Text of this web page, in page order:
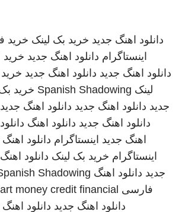
دانلود اهنگ جدید خرید بک لینک خرید
اینستاگرام دانلود اهنگ جدید خرید
دانلود اهنگ جدید دانلود اهنگ جدید
لینک Spanish Shadowing خرید
جدید دانلود اهنگ جدید دانلود اهنگ جدید
دانلود اهنگ جدید دانلود اهنگ
اهنگ جدید اینستاگرام دانلود
اینستاگرام خرید بک لینک دانلود
جدید دانلود اهنگ Shadowing
فارسی money credit financial
دانلود اهنگ جدید دانلود